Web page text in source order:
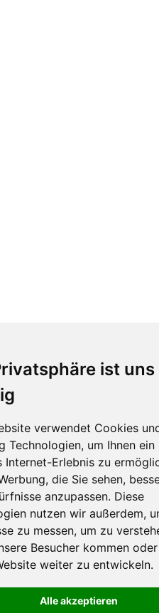
ist uns
verwendet Cookies
Technologien, um Ihnen ein
Internet-Erlebnis zu
die Sie sehen,
anzupassen. Diese
nutzen wir außerdem,
zu messen, um zu
Besucher kommen
weiter zu entwickeln.
Alle akzeptieren